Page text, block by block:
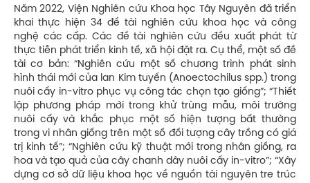
Năm 2022, Viện Nghiên cứu Khoa học Tây Nguyên đã triển
khai thực hiện 34 đề tài nghiên cứu khoa học và công
nghệ các cấp. Các đề tài nghiên cứu đều xuất phát từ
thực tiễn phát triển kinh tế, xã hội đặt ra. Cụ thể, một số đề
tài cơ bản: “Nghiên cứu một số chương trình phát sinh
hình thái mới của lan Kim tuyến (Anoectochilus spp.) trong
nuôi cấy in-vitro phục vụ công tác chọn tạo giống”; “Thiết
lập phương pháp mới trong khử trùng mẫu, môi trường
nuôi cấy và khắc phục một số hiện tượng bất thường
trong vi nhân giống trên một số đối tượng cây trồng có giá
trị kinh tế”; “Nghiên cứu kỹ thuật mới trong nhân giống, ra
hoa và tạo quả của cây chanh dây nuôi cấy in-vitro”; “Xây
dựng cơ sở dữ liệu khoa học về nguồn tài nguyên tre trúc